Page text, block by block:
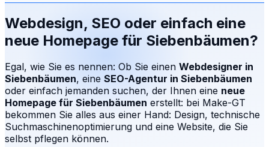
Webdesign, SEO oder einfach eine
neue Homepage für Siebenbäumen?
Egal, wie Sie es nennen: Ob Sie einen Webdesigner in
Siebenbäumen, eine SEO-Agentur in Siebenbäumen
oder einfach jemanden suchen, der Ihnen eine neue
Homepage für Siebenbäumen erstellt: bei Make-GT
bekommen Sie alles aus einer Hand: Design, technische
Suchmaschinenoptimierung und eine Website, die Sie
selbst pflegen können.